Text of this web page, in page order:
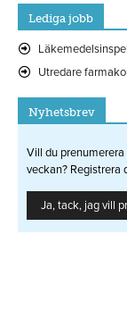
Lediga jobb
Utredare
Nyhetsbrev
Vill du
veckan? Registrera
Ja, tack, jag vill